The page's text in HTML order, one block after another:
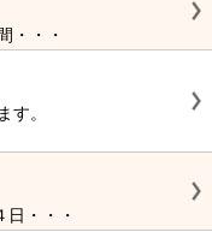
・・・
す。
・・・